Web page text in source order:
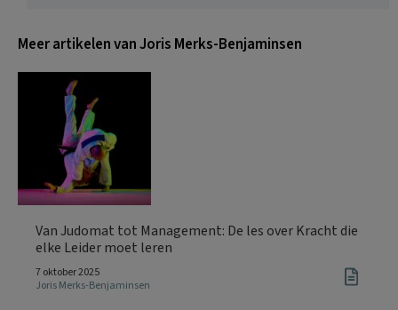
Meer artikelen van Joris Merks-Benjaminsen
Van Judomat tot Management: De les over Kracht die
elke Leider moet leren
7 oktober 2025
Joris Merks-Benjaminsen